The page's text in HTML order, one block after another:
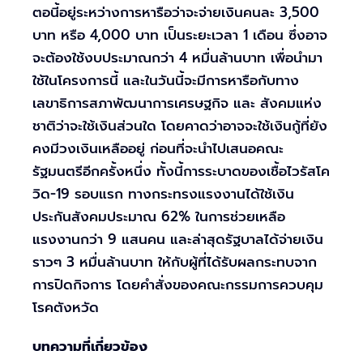
ตอนี้อยู่ระหว่างการหารือว่าจะจ่ายเงินคนละ 3,500
บาท หรือ 4,000 บาท เป็นระยะเวลา 1 เดือน ซึ่งอาจ
จะต้องใช้งบประมาณกว่า 4 หมื่นล้านบาท เพื่อนำมา
ใช้ในโครงการนี้ และในวันนี้จะมีการหารือกับทาง
เลขาธิการสภาพัฒนาการเศรษฐกิจ และ สังคมแห่ง
ชาติว่าจะใช้เงินส่วนใด โดยคาดว่าอาจจะใช้เงินกู้ที่ยัง
คงมีวงเงินเหลืออยู่ ก่อนที่จะนำไปเสนอคณะ
รัฐมนตรีอีกครั้งหนึ่ง ทั้งนี้การระบาดของเชื้อไวรัสโค
วิด-19 รอบแรก ทางกระทรงแรงงานได้ใช้เงิน
ประกันสังคมประมาณ 62% ในการช่วยเหลือ
แรงงานกว่า 9 แสนคน และล่าสุดรัฐบาลได้จ่ายเงิน
ราวๆ 3 หมื่นล้านบาท ให้กับผู้ที่ได้รับผลกระทบจาก
การปิดกิจการ โดยคำสั่งของคณะกรรมการควบคุม
โรคตังหวัด
บทความที่เกี่ยวข้อง